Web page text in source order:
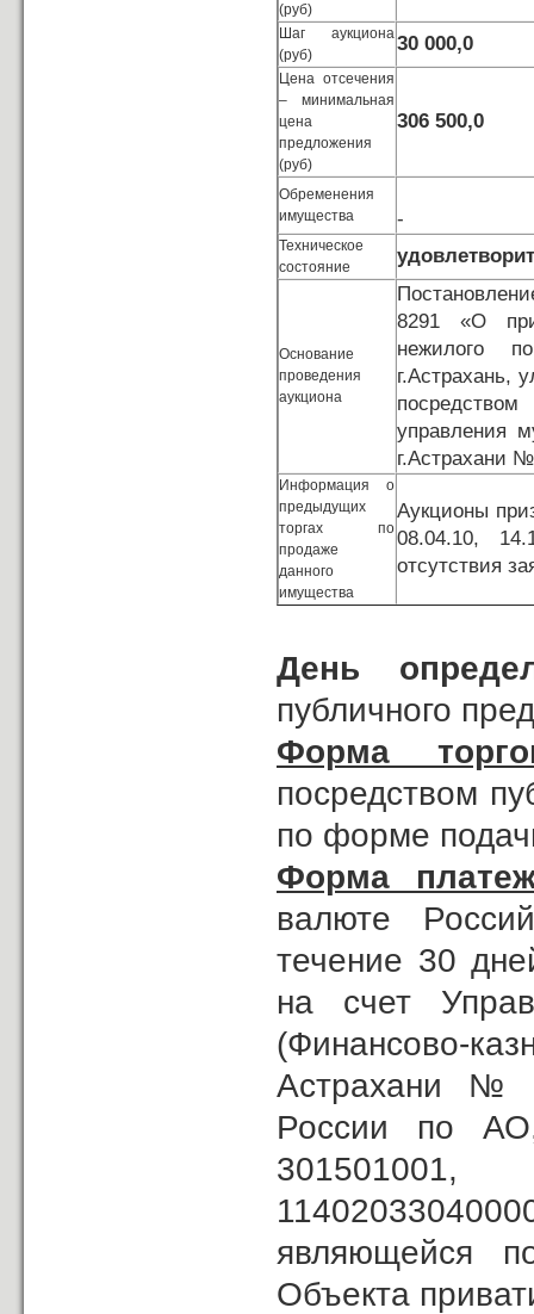
(руб)
Шаг аукциона
(руб)
30 000,0
Цена отсечения
– минимальная
цена
предложения
(руб)
306 500,0
Обременения
имущества
-
Техническое
состояние
Основание
проведения
аукциона
8291 «О
нежилого
г.Астрахань,
управления
г.Астрахани
Информация о
предыдущих
торгах по
продаже
данного
имущества
Аукционы
08.04.10,
отсутствия
День
публичного
Форма
посредством
по форме
Форма
валюте
течение 30
на счет
(Финансово-
Астрахани №
России по
являющейся
Объекта